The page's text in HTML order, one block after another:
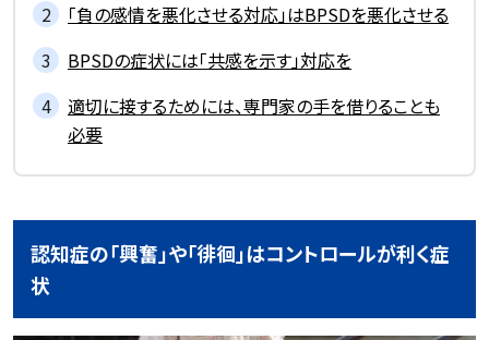
「負の感情を悪化させる対応」はBPSDを悪化させる
BPSDの症状には「共感を示す」対応を
適切に接するためには、専門家の手を借りることも
必要
認知症の「興奮」や「徘徊」はコントロールが利く症
状